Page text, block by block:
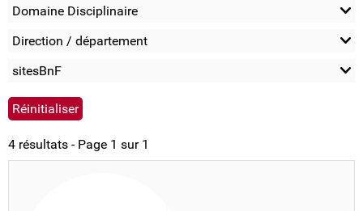
Domaine Disciplinaire
Direction / département
sitesBnF
4 résultats - Page 1 sur 1